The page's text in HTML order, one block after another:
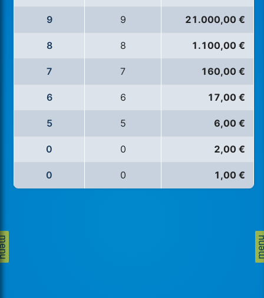
9 9 21.000,00 €
8 8 1.100,00 €
7 7 160,00 €
6 6 17,00 €
5 5 6,00 €
0 0 2,00 €
0 0 1,00 €